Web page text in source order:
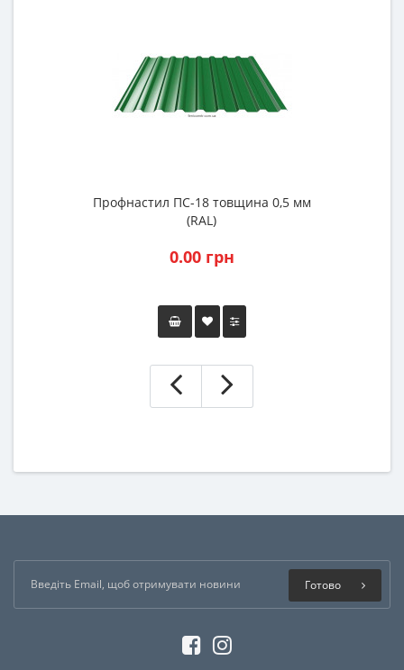
Профнастил ПС-18 товщина 0,5 мм
(RAL)
0.00 грн
Готово